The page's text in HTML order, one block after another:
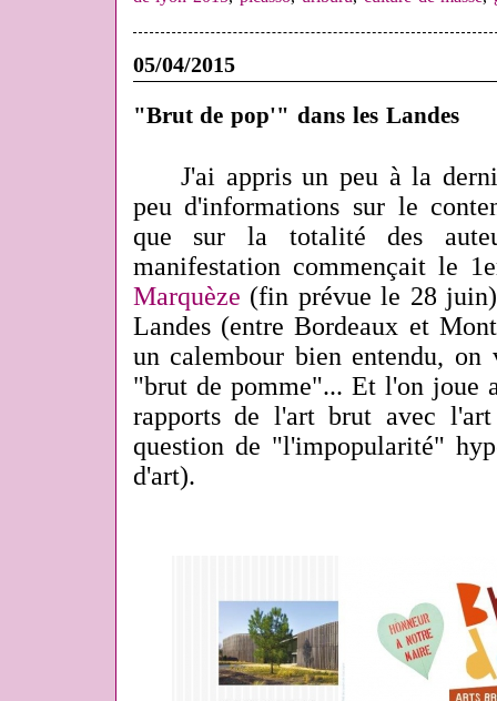
05/04/2015
"Brut de pop'" dans les Landes
J'ai appris un peu à la
peu d'informations sur le
que sur la totalité des
manifestation commençait le
Marquèze (fin prévue le 28 juin)
Landes (entre Bordeaux et
un calembour bien entendu, on
"brut de pomme"... Et l'on joue
rapports de l'art brut avec
question de "l'impopularité"
d'art).